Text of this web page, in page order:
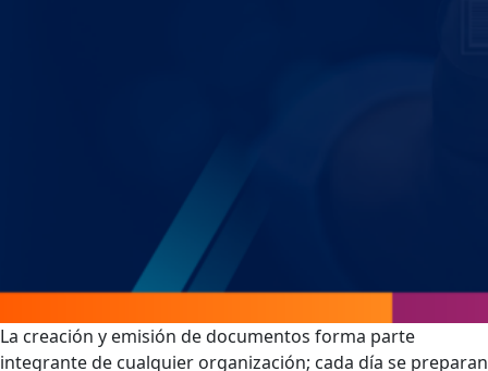
La creación y emisión de documentos forma parte
integrante de cualquier organización; cada día se preparan